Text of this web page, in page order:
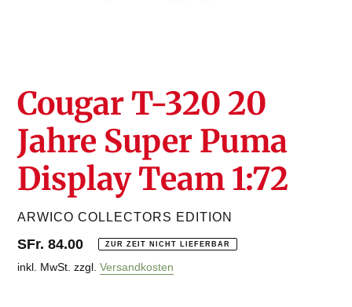
Cougar T-320 20
Jahre Super Puma
Display Team 1:72
VERKÄUFER
ARWICO COLLECTORS EDITION
Normaler
Preis
SFr. 84.00 ZUR ZEIT NICHT LIEFERBAR
inkl. MwSt. zzgl. Versandkosten